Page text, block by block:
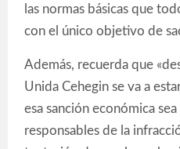
las normas básicas que
con el único objetivo de
Además, recuerda que
Unida Cehegin se va a
esa sanción económica
responsables de la